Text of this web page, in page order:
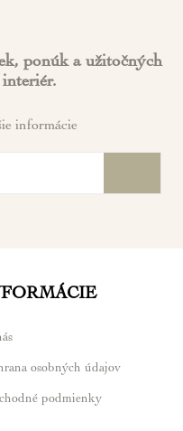
ponúk a užitočných
informácie
osobných údajov
podmienky